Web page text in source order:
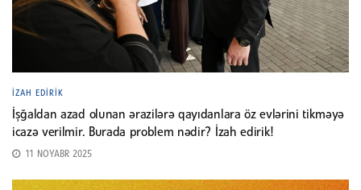
İZAH EDIRIK
İşğaldan azad olunan ərazilərə qayıdanlara öz evlərini tikməyə
icazə verilmir. Burada problem nədir? İzah edirik!
11 NOYABR 2025